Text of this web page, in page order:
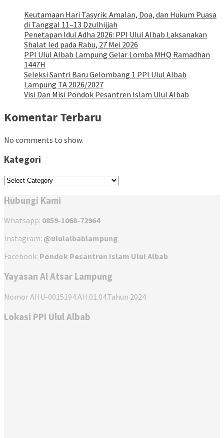
Keutamaan Hari Tasyrik: Amalan, Doa, dan Hukum Puasa
di Tanggal 11–13 Dzulhijjah
Penetapan Idul Adha 2026: PPI Ulul Albab Laksanakan
Shalat Ied pada Rabu, 27 Mei 2026
PPI Ulul Albab Lampung Gelar Lomba MHQ Ramadhan
1447H
Seleksi Santri Baru Gelombang 1 PPI Ulul Albab
Lampung TA 2026/2027
Visi Dan Misi Pondok Pesantren Islam Ulul Albab
Komentar Terbaru
No comments to show.
Kategori
Kategori
Hubungi Kami
Whatsapp: 0859-1068-72964
Instagram: @ululalbablampung
Facebook: Pondok Pesantren Islam Ulul Albab
Yayasan Al Atsar Lampung
Nomor AHU-0015194.AH.01.04.Tahun 2024
Lokasi PPI Ulul Albab